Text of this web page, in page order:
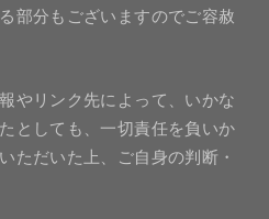
部分もございますのでご容赦
やリンク先によって、いかな
としても、一切責任を負いか
ただいた上、ご自身の判断・